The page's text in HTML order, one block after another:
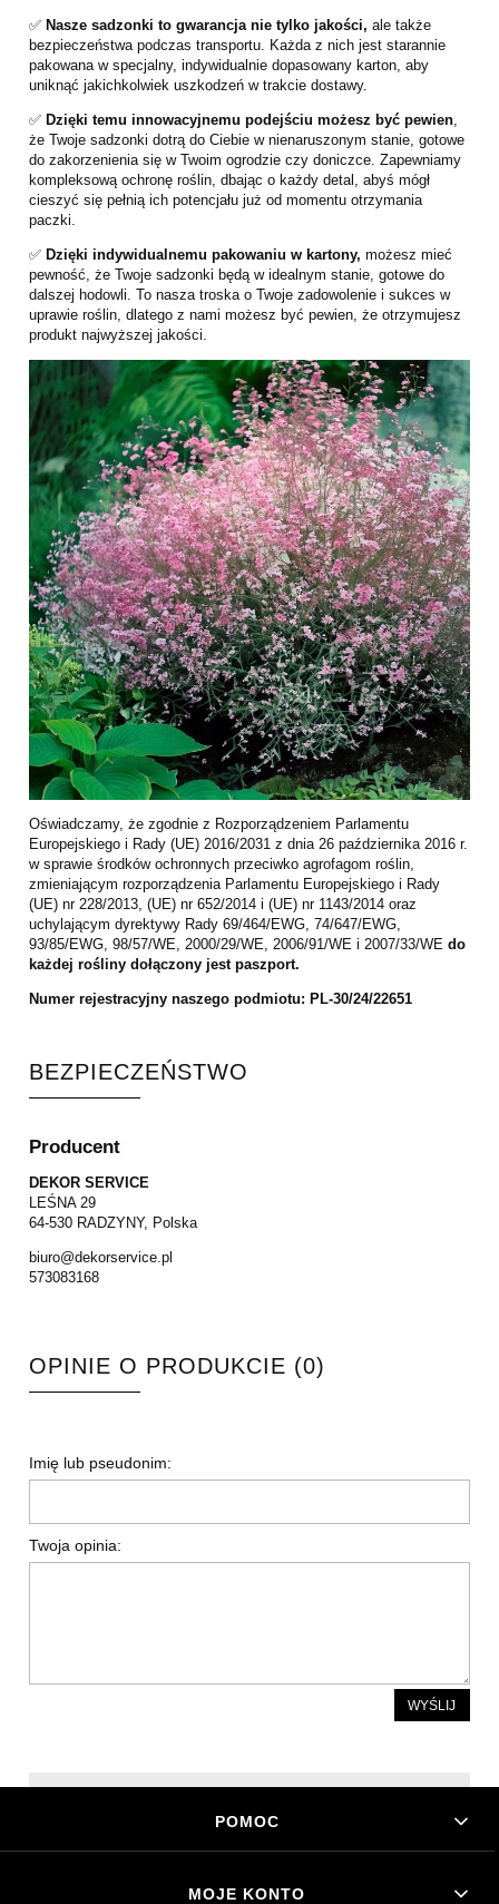
✅ Nasze sadzonki to gwarancja nie tylko jakości, ale także
bezpieczeństwa podczas transportu. Każda z nich jest starannie
pakowana w specjalny, indywidualnie dopasowany karton, aby
uniknąć jakichkolwiek uszkodzeń w trakcie dostawy.
✅ Dzięki temu innowacyjnemu podejściu możesz być pewien
że Twoje sadzonki dotrą do Ciebie w nienaruszonym stanie, gotowe
do zakorzenienia się w Twoim ogrodzie czy doniczce. Zapewniamy
kompleksową ochronę roślin, dbając o każdy detal, abyś mógł
cieszyć się pełnią ich potencjału już od momentu otrzymania
paczki.
✅ Dzięki indywidualnemu pakowaniu w kartony, możesz mieć
pewność, że Twoje sadzonki będą w idealnym stanie, gotowe do
dalszej hodowli. To nasza troska o Twoje zadowolenie i sukces w
uprawie roślin, dlatego z nami możesz być pewien, że otrzymujesz
produkt najwyższej jakości.
Oświadczamy, że zgodnie z Rozporządzeniem Parlamentu
Europejskiego i Rady (UE) 2016/2031 z dnia 26 października 2016 r.
w sprawie środków ochronnych przeciwko agrofagom roślin,
zmieniającym rozporządzenia Parlamentu Europejskiego i Rady
(UE) nr 228/2013, (UE) nr 652/2014 i (UE) nr 1143/2014 oraz
uchylającym dyrektywy Rady 69/464/EWG, 74/647/EWG,
93/85/EWG, 98/57/WE, 2000/29/WE, 2006/91/WE i 2007/33/WE do
każdej rośliny dołączony jest paszport.
Numer rejestracyjny naszego podmiotu: PL-30/24/22651
BEZPIECZEŃSTWO
Producent
DEKOR SERVICE
LEŚNA 29
64-530 RADZYNY, Polska
biuro@dekorservice.pl
573083168
OPINIE O PRODUKCIE (0)
Imię lub pseudonim:
Twoja opinia:
WYŚLIJ
POMOC
MOJE KONTO